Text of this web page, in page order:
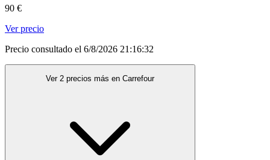
90 €
Ver precio
Precio consultado el 6/8/2026 21:16:32
Ver 2 precios más en Carrefour